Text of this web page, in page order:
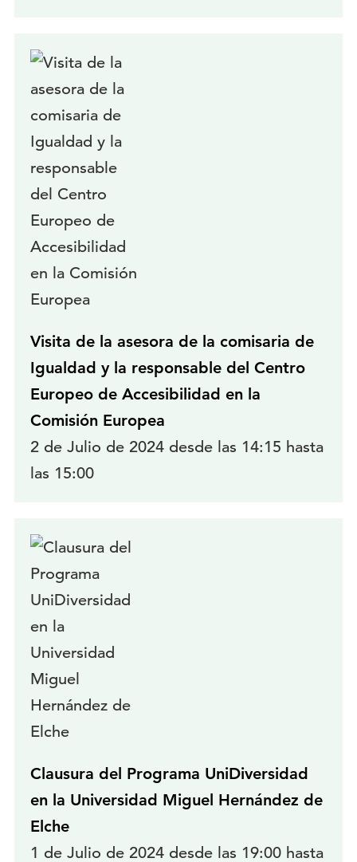
Visita de la asesora de la comisaria de
Igualdad y la responsable del Centro
Europeo de Accesibilidad en la
Comisión Europea
2 de Julio de 2024 desde las 14:15 hasta
las 15:00
Clausura del Programa UniDiversidad
en la Universidad Miguel Hernández de
Elche
1 de Julio de 2024 desde las 19:00 hasta